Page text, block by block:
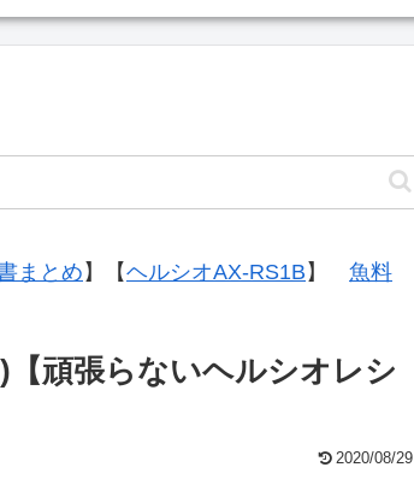
まとめ】【ヘルシオAX-RS1B 】 魚料
頑張らないヘルシオレシ
2020/08/29